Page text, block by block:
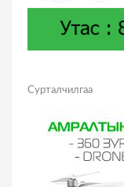
Сурталчилгаа